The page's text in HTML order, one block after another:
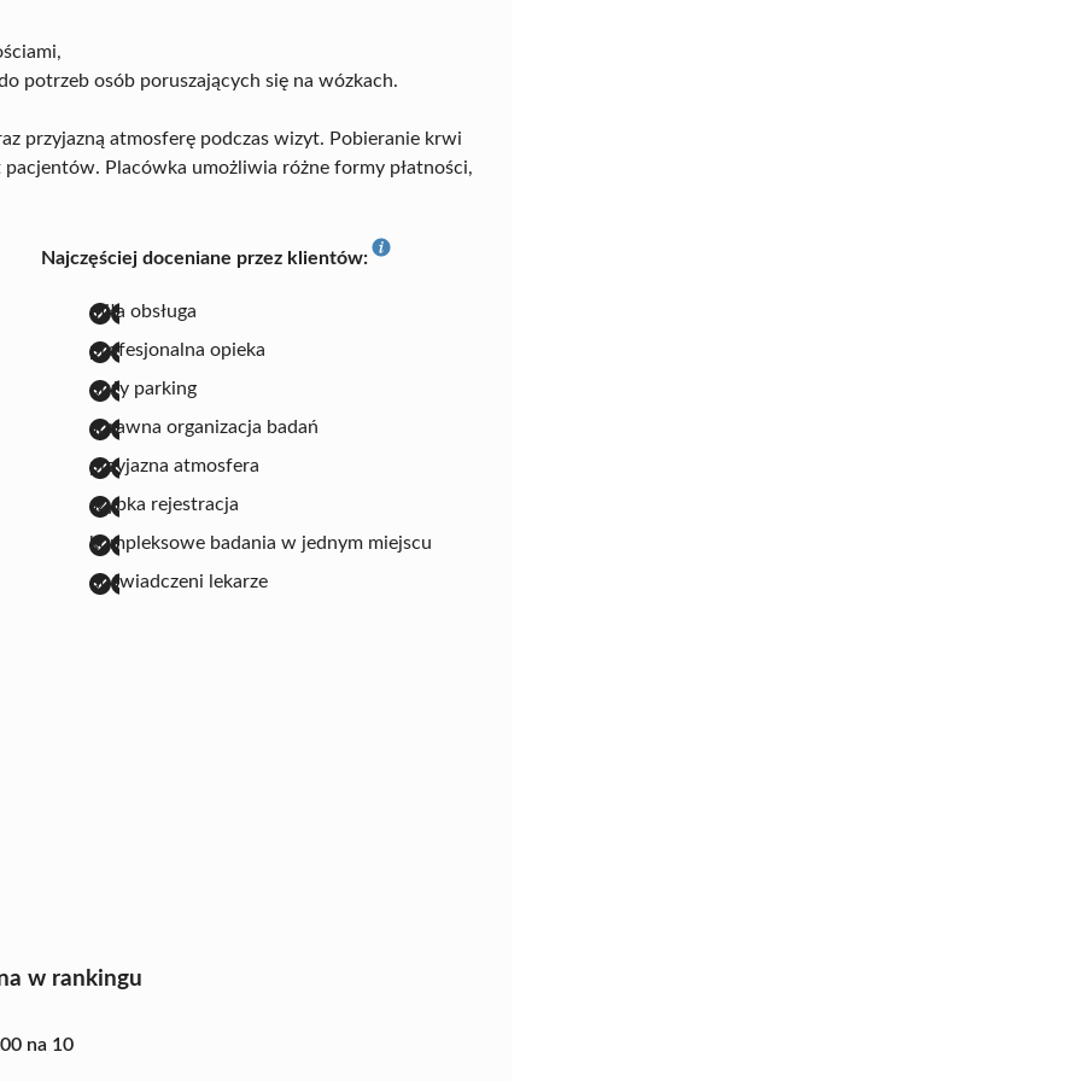
potrzeb osób poruszających się na wózkach.
przyjazną atmosferę podczas wizyt. Pobieranie krwi
Placówka umożliwia różne formy płatności,
Najczęściej doceniane przez klientów:
miła obsługa
profesjonalna opieka
duży parking
sprawna organizacja badań
przyjazna atmosfera
szybka rejestracja
kompleksowe badania w jednym miejscu
doświadczeni lekarze
w rankingu
na 10